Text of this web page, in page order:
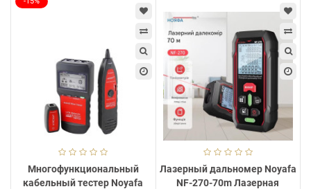
Многофункциональный
кабельный тестер Noyafa
Лазерный дальномер Noyafa
NF-270-70m Лазерная